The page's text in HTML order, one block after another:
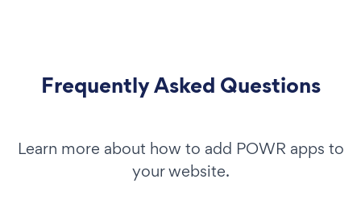
Frequently Asked Questions
Learn more about how to add POWR apps to
your website.